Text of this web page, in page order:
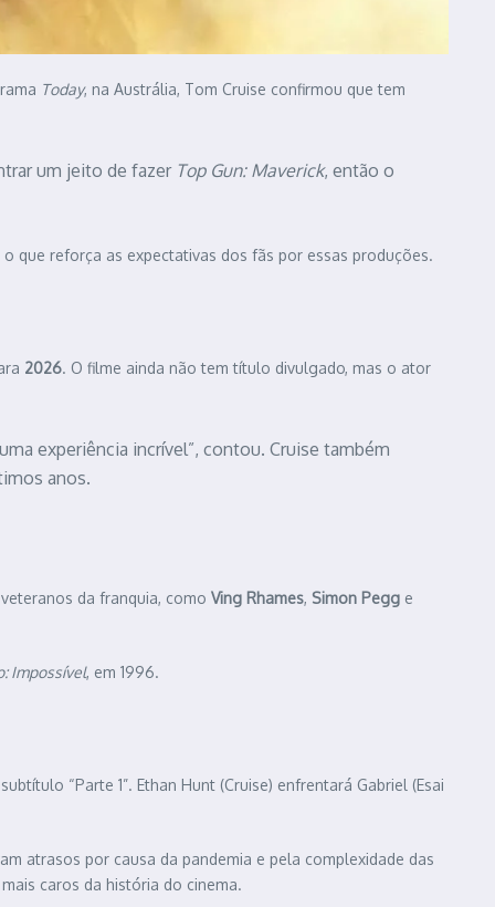
Today, na Austrália, Tom Cruise confirmou que tem
um jeito de fazer Top Gun: Maverick, então o
o que reforça as expectativas dos fãs por essas produções.
2026. O filme ainda não tem título divulgado, mas o ator
experiência incrível”, contou. Cruise também
anos.
da franquia, como Ving Rhames, Simon Pegg e
Impossível, em 1996.
“Parte 1”. Ethan Hunt (Cruise) enfrentará Gabriel (Esai
atrasos por causa da pandemia e pela complexidade das
caros da história do cinema.